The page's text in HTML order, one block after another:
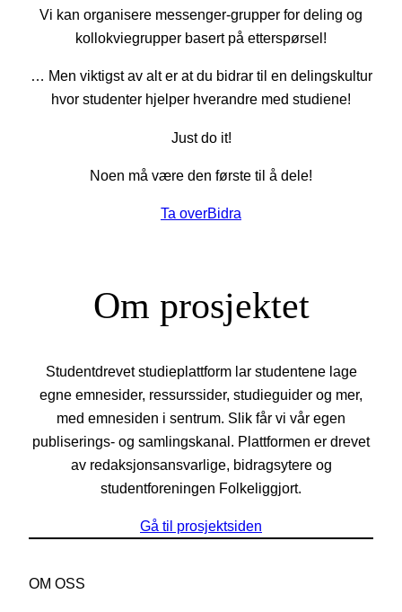
Vi kan organisere messenger-grupper for deling og
kollokviegrupper basert på etterspørsel!
… Men viktigst av alt er at du bidrar til en delingskultur
hvor studenter hjelper hverandre med studiene!
Just do it!
Noen må være den første til å dele!
Ta overBidra
Om prosjektet
Studentdrevet studieplattform lar studentene lage
egne emnesider, ressurssider, studieguider og mer,
med emnesiden i sentrum. Slik får vi vår egen
publiserings- og samlingskanal. Plattformen er drevet
av redaksjonsansvarlige, bidragsytere og
studentforeningen Folkeliggjort.
Gå til prosjektsiden
OM OSS